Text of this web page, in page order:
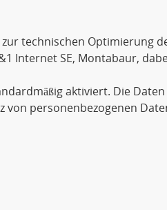
technischen Optimierung
Internet SE, Montabaur,
aktiviert. Die
personenbezogenen